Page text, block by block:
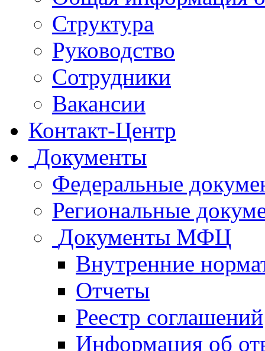
Структура
Руководство
Сотрудники
Вакансии
Контакт-Центр
Документы
Федеральные
Региональные
Документы МФЦ
Внутренние
Отчеты
Реестр соглашений
Информация об